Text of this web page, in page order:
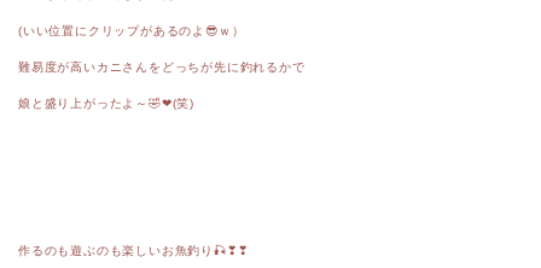
(いい位置にクリップがあるのよ😎ｗ）
難易度が高いカニさんをどっちが先に釣れるかで
娘と盛り上がったよ～🤣❤(笑)
作るのも遊ぶのも楽しいお魚釣り🎣❣❣